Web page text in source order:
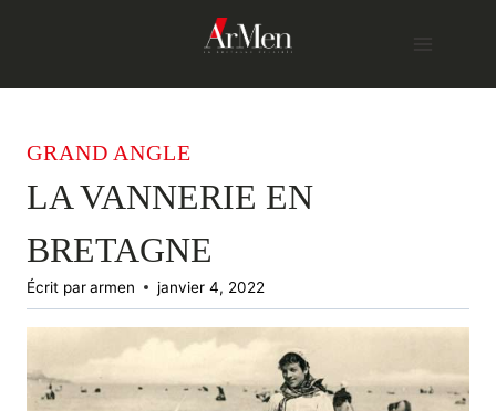
GRAND ANGLE
LA VANNERIE EN
BRETAGNE
Écrit pararmen janvier 4, 2022